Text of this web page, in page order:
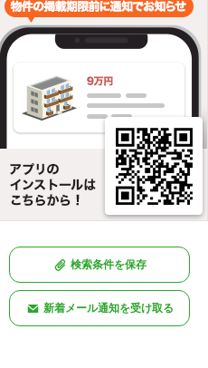
検索条件を保存
新着メール通知を受け取る